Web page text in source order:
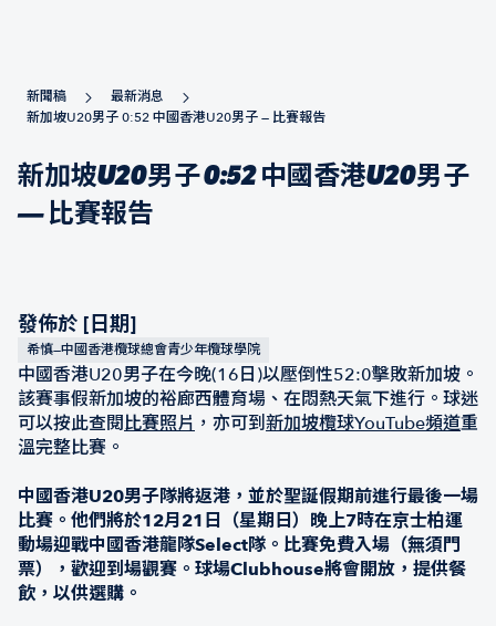
新聞稿
最新消息
新加坡U20男子 0:52 中國香港U20男子 — 比賽報告
新加坡U20男子 0:52 中國香港U20男子
— 比賽報告
發佈於 [日期]
希慎—中國香港欖球總會青少年欖球學院
中國香港U20男子在今晚(16日)以壓倒性52:0擊敗新加坡。
該賽事假新加坡的裕廊西體育場、在悶熱天氣下進行。球迷
可以按此查閱比賽照片 ，亦可到新加坡欖球YouTube頻道重
溫完整比賽。
中國香港U20男子隊將返港，並於聖誕假期前進行最後一場
比賽。他們將於12月21日（星期日）晚上7時在京士柏運
動場迎戰中國香港龍隊Select隊。比賽免費入場（無須門
票），歡迎到場觀賽。球場Clubhouse將會開放，提供餐
飲，以供選購。